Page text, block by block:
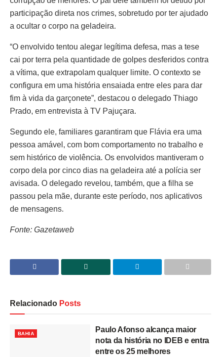
participação direta nos crimes, sobretudo por ter ajudado
a ocultar o corpo na geladeira.
“O envolvido tentou alegar legítima defesa, mas a tese
cai por terra pela quantidade de golpes desferidos contra
a vítima, que extrapolam qualquer limite. O contexto se
configura em uma história ensaiada entre eles para dar
fim à vida da garçonete”, destacou o delegado Thiago
Prado, em entrevista à TV Pajuçara.
Segundo ele, familiares garantiram que Flávia era uma
pessoa amável, com bom comportamento no trabalho e
sem histórico de violência. Os envolvidos mantiveram o
corpo dela por cinco dias na geladeira até a polícia ser
avisada. O delegado revelou, também, que a filha se
passou pela mãe, durante este período, nos aplicativos
de mensagens.
Fonte: Gazetaweb
Relacionado Posts
BAHIA
Paulo Afonso alcança maior
nota da história no IDEB e entra
entre os 25 melhores